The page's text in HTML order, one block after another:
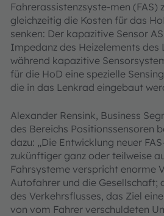
Fahrerassistenzsyste-men (FAS)
gleichzeitig die Kosten für das
senken: Der kapazitive Sensor
Impedanz des Heizelements des
während kapazitive
für die HoD eine spezielle
die in das Lenkrad eingebaut
Alexander Rensink, Business
des Bereichs Positionssensoren
dazu: „Die Entwicklung neuer
zukünftiger ganz oder teilweise
Fahrsysteme verspricht enorme
Autofahrer und die Gesellschaft;
des Verkehrsflusses, das Ziel
von vom Fahrer verschuldeten